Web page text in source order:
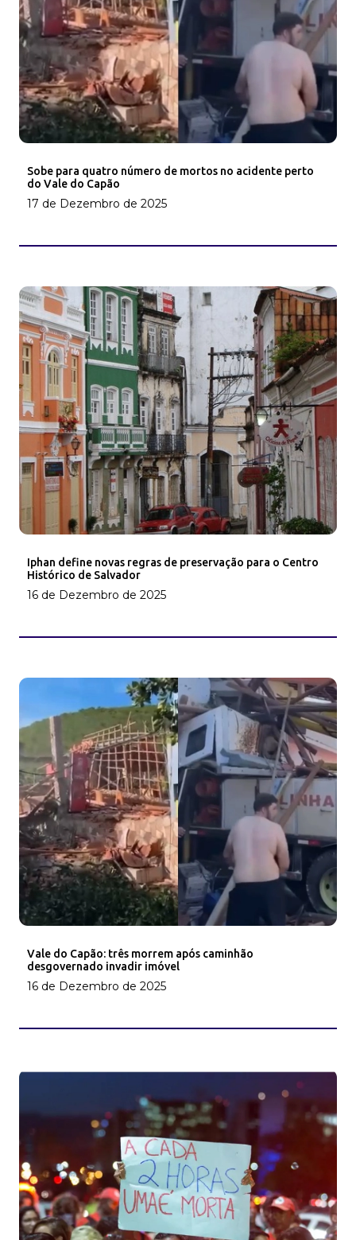
Sobe para quatro número de mortos no acidente perto
do Vale do Capão
17 de Dezembro de 2025
Iphan define novas regras de preservação para o Centro
Histórico de Salvador
16 de Dezembro de 2025
Vale do Capão: três morrem após caminhão
desgovernado invadir imóvel
16 de Dezembro de 2025